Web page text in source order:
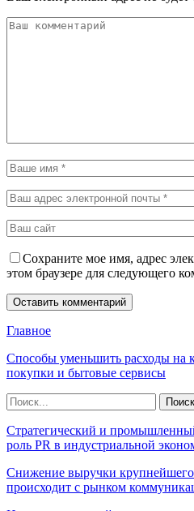
Сохраните мое имя, адрес
этом браузере для следующего
Главное
Способы уменьшить расходы на
покупки и бытовые сервисы
Стратегический и
роль PR в индустриальной
Снижение выручки крупнейшего
происходит с рынком